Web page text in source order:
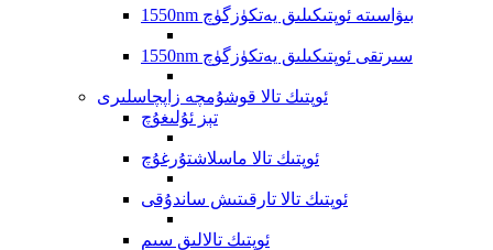
1550nm بىۋاسىتە ئوپتىكىلىق يەتكۈزگۈچ
1550nm سىرتقى ئوپتىكىلىق يەتكۈزگۈچ
ئوپتىك تالا قوشۇمچە زاپچاسلىرى
تېز ئۇلىغۇچ
ئوپتىك تالا ماسلاشتۇرغۇچ
ئوپتىك تالا تارقىتىش ساندۇقى
ئوپتىك تالالىق سىم